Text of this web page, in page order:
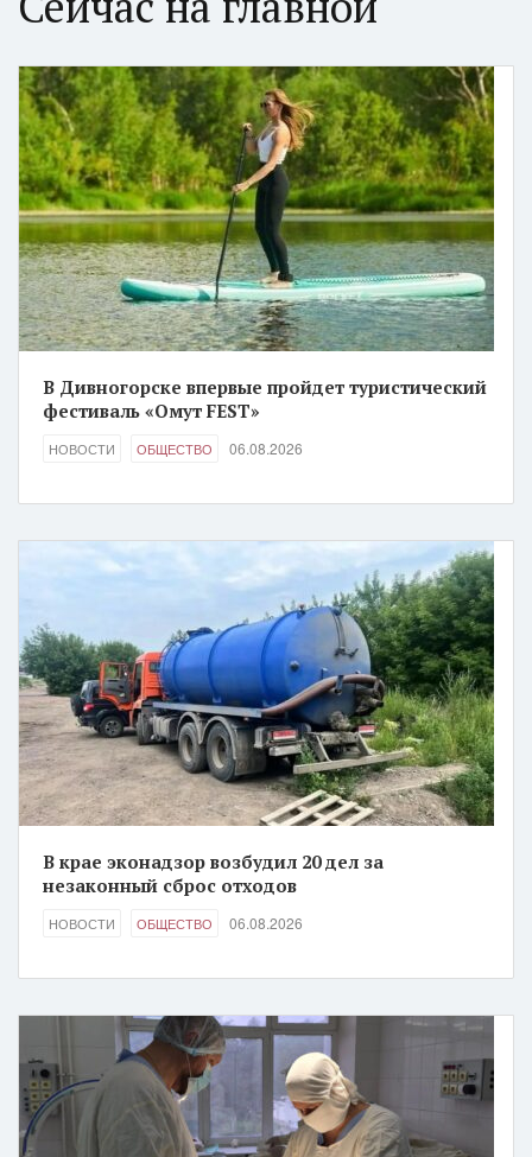
В Дивногорске впервые пройдет туристический
фестиваль «Омут FEST»
НОВОСТИ ОБЩЕСТВО 06.08.2026
В крае эконадзор возбудил 20 дел за
незаконный сброс отходов
НОВОСТИ ОБЩЕСТВО 06.08.2026